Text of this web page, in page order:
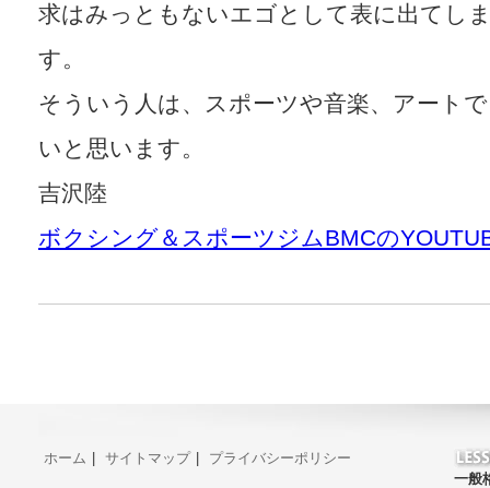
求はみっともないエゴとして表に出てし
す。
そういう人は、スポーツや音楽、アート
いと思います。
吉沢陸
ボクシング＆スポーツジムBMCの
ホーム サイトマップ プライバシーポリシー
一般